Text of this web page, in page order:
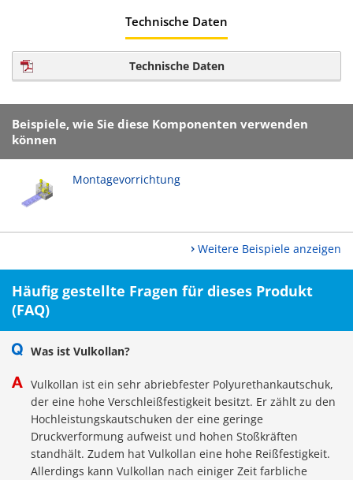
Technische Daten
Technische Daten
Beispiele, wie Sie diese Komponenten verwenden
können
Montagevorrichtung
Weitere Beispiele anzeigen
Häufig gestellte Fragen für dieses Produkt
(FAQ)
Was ist Vulkollan?
Vulkollan ist ein sehr abriebfester Polyurethankautschuk,
der eine hohe Verschleißfestigkeit besitzt. Er zählt zu den
Hochleistungskautschuken der eine geringe
Druckverformung aufweist und hohen Stoßkräften
standhält. Zudem hat Vulkollan eine hohe Reißfestigkeit.
Allerdings kann Vulkollan nach einiger Zeit farbliche